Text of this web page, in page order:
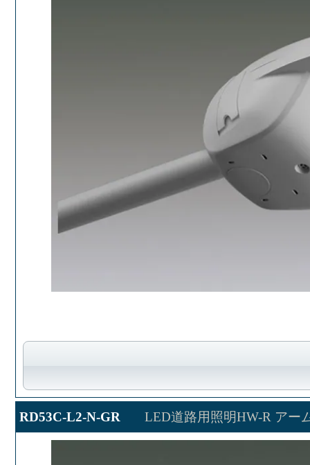
RD53C-L2-N-GR LED道路用照明HW-R アー